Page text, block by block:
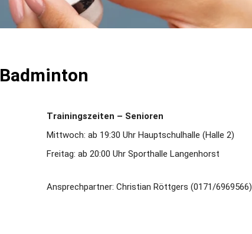
Badminton
Trainingszeiten – Senioren
Mittwoch: ab 19:30 Uhr Hauptschulhalle (Halle 2)
Freitag: ab 20:00 Uhr Sporthalle Langenhorst
Ansprechpartner: Christian Röttgers (0171/6969566)